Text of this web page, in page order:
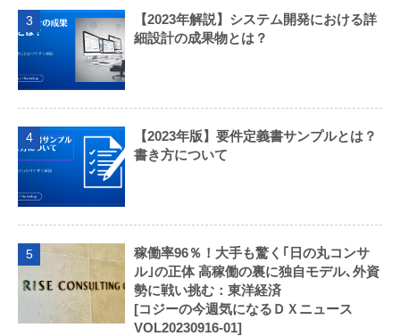
3
【2023年解説】システム開発における詳
細設計の成果物とは？
4
【2023年版】要件定義書サンプルとは？
書き方について
5
稼働率96％！大手も驚く｢日の丸コンサ
ル｣の正体 高稼働の裏に独自モデル､外資
勢に戦い挑む：東洋経済
[コジーの今週気になるＤＸニュース
VOL20230916-01]